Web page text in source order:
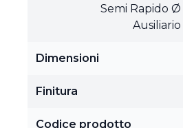
Semi Rapido Ø
Dimensioni
Finitura
Codice prodotto